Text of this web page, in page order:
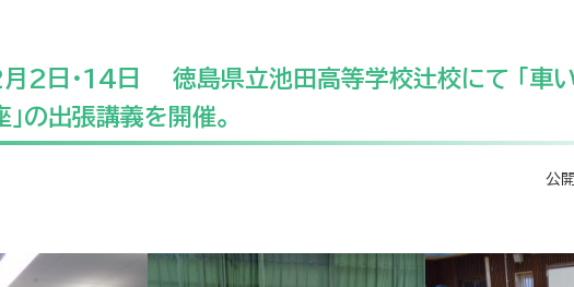
2日・14日 徳島県立池田高等学校辻校にて 「車
の出張講義を開催。
公